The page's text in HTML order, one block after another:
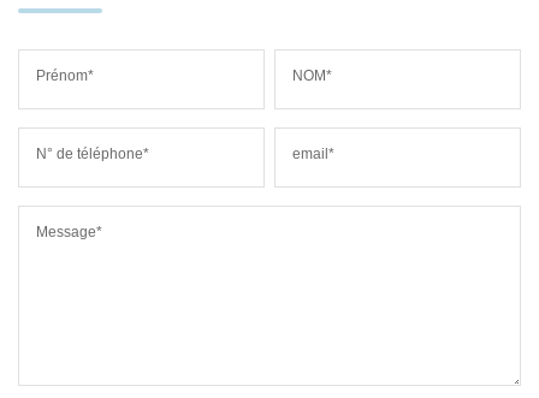
Prénom* NOM*
N° de téléphone* email*
Message*